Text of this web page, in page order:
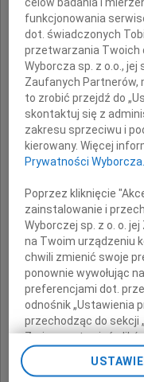
w
po
O
córka
córka
funkcjonowania
dot. świadczonych
przetwarzania Twoich
Wyborcza sp. z o.o., jej
Zaufanych Partnerów,
to zrobić przejdź do
skontaktuj się z
zakresu sprzeciwu i
kierowany. Więcej
Prywatności
Poprzez kliknięcie
zainstalowanie i
Wyborczej sp. z o. o.
na Twoim urządzeniu
chwili zmienić swoje
ponownie wywołując
preferencjami dot.
odnośnik „Ustawienia
przechodząc do sekcji
Zmiana ustawień
pomocą ustawień